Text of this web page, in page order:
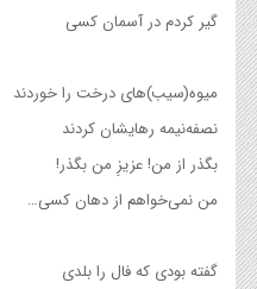
گیر کردم در آسمان کسی
میوه(سیب)های درخت را خوردند
نصفه‌نیمه رهایشان کردند
بگذر از من! عزیزِ من بگذر!
من نمی‌خواهم از دهان کسی…
گفته بودی که فال را بلدی